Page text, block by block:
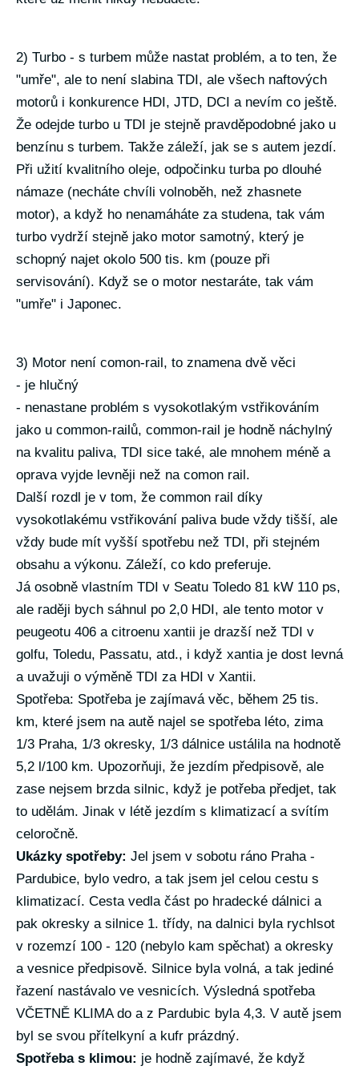
2) Turbo - s turbem může nastat problém, a to ten, že
"umře", ale to není slabina TDI, ale všech naftových
motorů i konkurence HDI, JTD, DCI a nevím co ještě.
Že odejde turbo u TDI je stejně pravděpodobné jako u
benzínu s turbem. Takže záleží, jak se s autem jezdí.
Při užití kvalitního oleje, odpočinku turba po dlouhé
námaze (necháte chvíli volnoběh, než zhasnete
motor), a když ho nenamáháte za studena, tak vám
turbo vydrží stejně jako motor samotný, který je
schopný najet okolo 500 tis. km (pouze při
servisování). Když se o motor nestaráte, tak vám
"umře" i Japonec.
3) Motor není comon-rail, to znamena dvě věci
- je hlučný
- nenastane problém s vysokotlakým vstřikováním
jako u common-railů, common-rail je hodně náchylný
na kvalitu paliva, TDI sice také, ale mnohem méně a
oprava vyjde levněji než na comon rail.
Další rozdl je v tom, že common rail díky
vysokotlakému vstřikování paliva bude vždy tišší, ale
vždy bude mít vyšší spotřebu než TDI, při stejném
obsahu a výkonu. Záleží, co kdo preferuje.
Já osobně vlastním TDI v Seatu Toledo 81 kW 110 ps,
ale raději bych sáhnul po 2,0 HDI, ale tento motor v
peugeotu 406 a citroenu xantii je drazší než TDI v
golfu, Toledu, Passatu, atd., i když xantia je dost levná
a uvažuji o výměně TDI za HDI v Xantii.
Spotřeba: Spotřeba je zajímavá věc, během 25 tis.
km, které jsem na autě najel se spotřeba léto, zima
1/3 Praha, 1/3 okresky, 1/3 dálnice ustálila na hodnotě
5,2 l/100 km. Upozorňuji, že jezdím předpisově, ale
zase nejsem brzda silnic, když je potřeba předjet, tak
to udělám. Jinak v létě jezdím s klimatizací a svítím
celoročně.
Ukázky spotřeby: Jel jsem v sobotu ráno Praha -
Pardubice, bylo vedro, a tak jsem jel celou cestu s
klimatizací. Cesta vedla část po hradecké dálnici a
pak okresky a silnice 1. třídy, na dalnici byla rychlsot
v rozemzí 100 - 120 (nebylo kam spěchat) a okresky
a vesnice předpisově. Silnice byla volná, a tak jediné
řazení nastávalo ve vesnicích. Výsledná spotřeba
VČETNĚ KLIMA do a z Pardubic byla 4,3. V autě jsem
byl se svou přítelkyní a kufr prázdný.
Spotřeba s klimou: je hodně zajímavé, že když